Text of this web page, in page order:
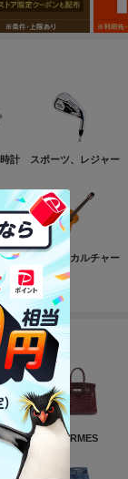
計 スポーツ、レジャー
ム ホビー、カルチャー
HERMES